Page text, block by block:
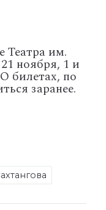
Театра им.
ноября, 1 и
билетах, по
заранее.